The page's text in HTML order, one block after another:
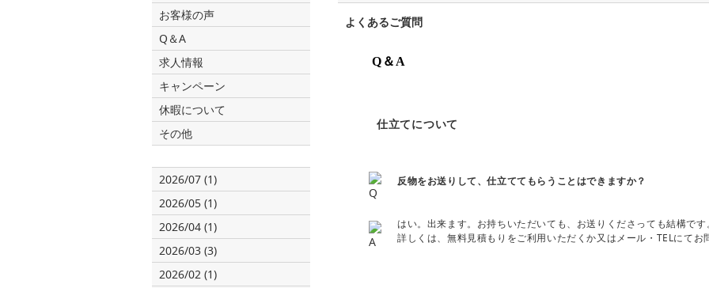
よくあるご質問
Q＆A
仕立てについて
反物をお送りして、仕立ててもらうことはできますか？
はい。出来ます。お持ちいただいても、お送りくださっても結構です。
詳しくは、無料見積もりをご利用いただくか又はメール・TELにてお
お客様の声
Q＆A
求人情報
キャンペーン
休暇について
その他
2026/07 (1)
2026/05 (1)
2026/04 (1)
2026/03 (3)
2026/02 (1)